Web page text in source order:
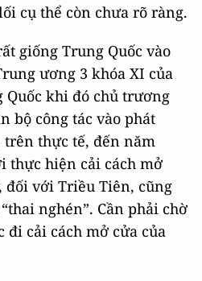
cụ thể còn chưa rõ ràng.
giống Trung Quốc vào
ương 3 khóa XI của
Quốc khi đó chủ trương
bộ công tác vào phát
thực tế, đến năm
thực hiện cải cách mở
đối với Triều Tiên, cũng
nghén”. Cần phải chờ
đi cải cách mở cửa của